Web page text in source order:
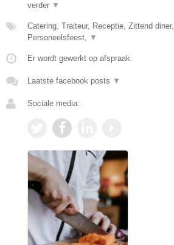
verder ▼
Catering, Traiteur, Receptie, Zittend
Personeelsfeest, ▼
Er wordt gewerkt op afspraak.
Laatste facebook posts ▼
Sociale media: